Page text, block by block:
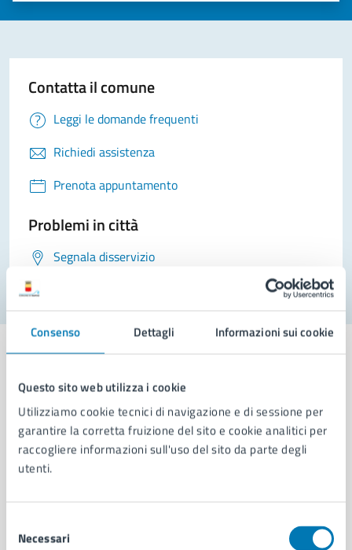
Consenso Dettagli Informazioni sui cookie
Questo sito web utilizza i cookie
Utilizziamo cookie tecnici di navigazione e di sessione per
garantire la corretta fruizione del sito e cookie analitici per
raccogliere informazioni sull'uso del sito da parte degli
utenti.
delNecessari
Contatta il comune
Leggi le domande frequenti
Richiedi assistenza
Prenota appuntamento
Problemi in città
Segnala disservizio
Comune di Napoli
AMMINISTRAZIONE
Uffici